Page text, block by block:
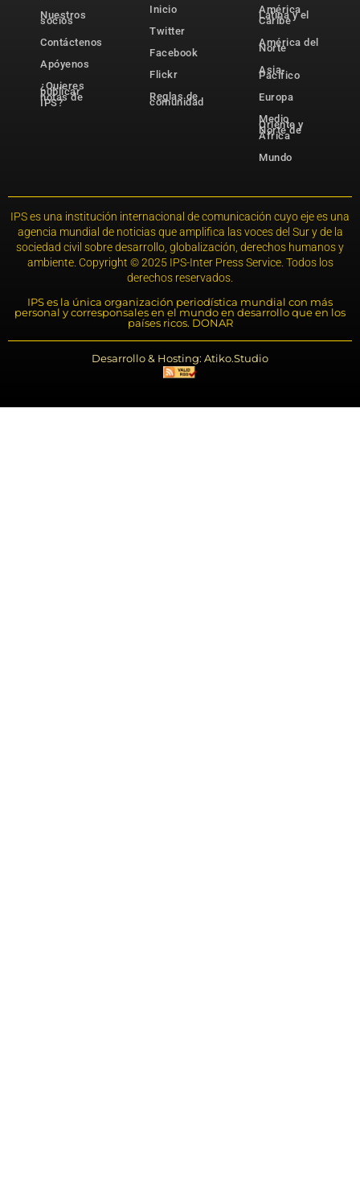
Nuestros
socios
Contáctenos
Apóyenos
¿Quieres
publicar
notas de
IPS?
Inicio
Twitter
Facebook
Flickr
Reglas de
comunidad
América
Latina y el
Caribe
América del
Norte
Asia-
Pacífico
Europa
Medio
Oriente y
Norte de
África
Mundo
IPS es una institución internacional de comunicación cuyo eje es una
agencia mundial de noticias que amplifica las voces del Sur y de la
sociedad civil sobre desarrollo, globalización, derechos humanos y
ambiente. Copyright © 2025 IPS-Inter Press Service. Todos los
derechos reservados.
IPS es la única organización periodística mundial con más
personal y corresponsales en el mundo en desarrollo que en los
países ricos. DONAR
Desarrollo & Hosting: Atiko.Studio